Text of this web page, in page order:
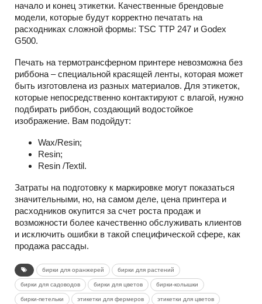
начало и конец этикетки. Качественные брендовые
модели, которые будут корректно печатать на
расходниках сложной формы: TSC TTP 247 и Godex
G500.
Печать на термотрансферном принтере невозможна без
риббона – специальной красящей ленты, которая может
быть изготовлена из разных материалов. Для этикеток,
которые непосредственно контактируют с влагой, нужно
подбирать риббон, создающий водостойкое
изображение. Вам подойдут:
Wax/Resin;
Resin;
Resin /Textil.
Затраты на подготовку к маркировке могут показаться
значительными, но, на самом деле, цена принтера и
расходников окупится за счет роста продаж и
возможности более качественно обслуживать клиентов
и исключить ошибки в такой специфической сфере, как
продажа рассады.
бирки для оранжерей бирки для растений
бирки для садоводов бирки для цветов бирки-колышки
бирки-петельки этикетки для фермеров этикетки для цветов